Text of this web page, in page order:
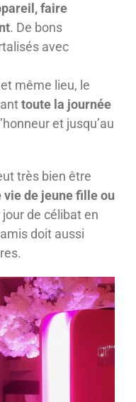
faire
. De bons
avec
même lieu, le
toute la journée
et jusqu’au
très bien être
de jeune fille ou
jour de célibat en
doit aussi